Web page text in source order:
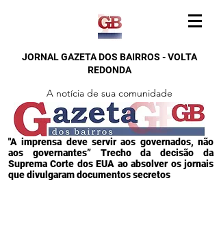
JORNAL GAZETA DOS BAIRROS - VOLTA
REDONDA
A notícia de sua comunidade
"A imprensa deve servir aos governados, não
aos governantes” Trecho da decisão da
Suprema Corte dos EUA ao absolver os jornais
que divulgaram documentos secretos